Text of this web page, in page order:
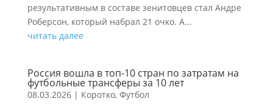
результативным в составе зенитовцев стал Андре
Роберсон, который набрал 21 очко. А...
читать далее
Россия вошла в топ-10 стран по затратам на
футбольные трансферы за 10 лет
08.03.2026| Коротко, Футбол